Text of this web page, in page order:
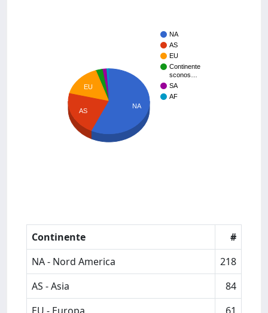
NA
AS
EU
Continente
sconos…
SA
AF
EU
AS
NA
Continente
#
NA - Nord America
218
AS - Asia
84